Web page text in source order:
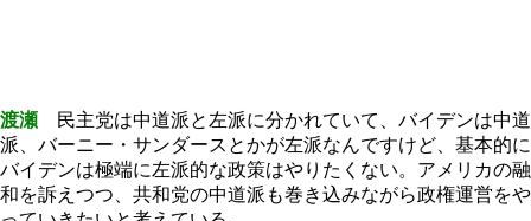
渡瀬 民主党は中道派と左派に分かれていて、バイデンは中道
派、バーニー・サンダースとかが左派なんですけど、基本的に
バイデンは極端に左派的な政策はやりたくない。アメリカの融
和を訴えつつ、共和党の中道派も巻き込みながら政権運営をや